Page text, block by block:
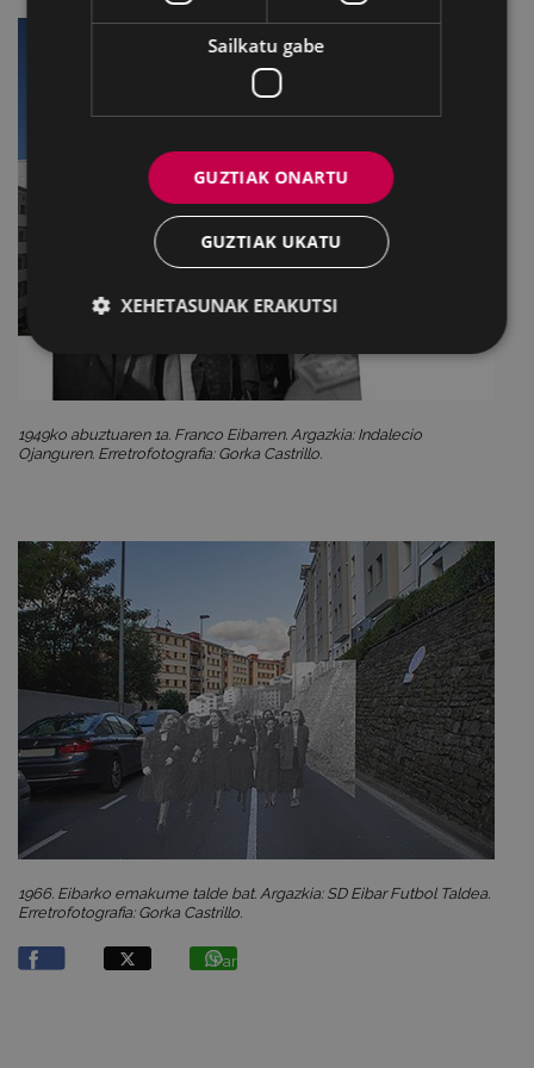
1949ko abuztuaren 1a. Franco Eibarren. Argazkia: Indalecio
Ojanguren. Erretrofotografia: Gorka Castrillo.
1966. Eibarko emakume talde bat. Argazkia: SD Eibar Futbol Taldea.
Erretrofotografia: Gorka Castrillo.
Partekatu
Sailkatu gabe
GUZTIAK ONARTU
GUZTIAK UKATU
XEHETASUNAK ERAKUTSI